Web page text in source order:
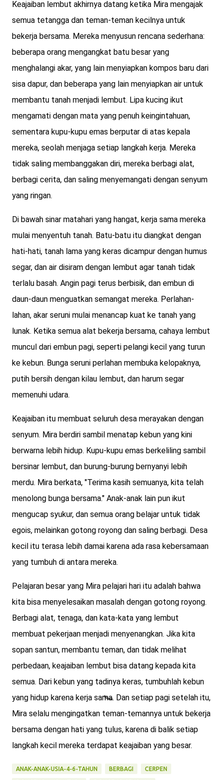
Keajaiban lembut akhirnya datang ketika Mira mengajak
semua tetangga dan teman-teman kecilnya untuk
bekerja bersama. Mereka menyusun rencana sederhana:
beberapa orang mengangkat batu besar yang
menghalangi akar, yang lain menyiapkan kompos baru dari
sisa dapur, dan beberapa yang lain menyiapkan air untuk
membantu tanah menjadi lembut. Lipa kucing ikut
mengamati dengan mata yang penuh keingintahuan,
sementara kupu-kupu emas berputar di atas kepala
mereka, seolah menjaga setiap langkah kerja. Mereka
tidak saling membanggakan diri, mereka berbagi alat,
berbagi cerita, dan saling menyemangati dengan senyum
yang ringan.
Di bawah sinar matahari yang hangat, kerja sama mereka
mulai menyentuh tanah. Batu-batu itu diangkat dengan
hati-hati, tanah lama yang keras dicampur dengan humus
segar, dan air disiram dengan lembut agar tanah tidak
terlalu basah. Angin pagi terus berbisik, dan embun di
daun-daun menguatkan semangat mereka. Perlahan-
lahan, akar seruni mulai menancap kuat ke tanah yang
lunak. Ketika semua alat bekerja bersama, cahaya lembut
muncul dari embun pagi, seperti pelangi kecil yang turun
ke kebun. Bunga seruni perlahan membuka kelopaknya,
putih bersih dengan kilau lembut, dan harum segar
memenuhi udara.
Keajaiban itu membuat seluruh desa merayakan dengan
senyum. Mira berdiri sambil menatap kebun yang kini
berwarna lebih hidup. Kupu-kupu emas berkeliling sambil
bersinar lembut, dan burung-burung bernyanyi lebih
merdu. Mira berkata, "Terima kasih semuanya, kita telah
menolong bunga bersama." Anak-anak lain pun ikut
mengucap syukur, dan semua orang belajar untuk tidak
egois, melainkan gotong royong dan saling berbagi. Desa
kecil itu terasa lebih damai karena ada rasa kebersamaan
yang tumbuh di antara mereka.
Pelajaran besar yang Mira pelajari hari itu adalah bahwa
kita bisa menyelesaikan masalah dengan gotong royong.
Berbagi alat, tenaga, dan kata-kata yang lembut
membuat pekerjaan menjadi menyenangkan. Jika kita
sopan santun, membantu teman, dan tidak melihat
perbedaan, keajaiban lembut bisa datang kepada kita
semua. Dari kebun yang tadinya keras, tumbuhlah kebun
yang hidup karena kerja sama. Dan setiap pagi setelah itu,
Mira selalu mengingatkan teman-temannya untuk bekerja
bersama dengan hati yang tulus, karena di balik setiap
langkah kecil mereka terdapat keajaiban yang besar.
ANAK-ANAK-USIA-4-6-TAHUN BERBAGI CERPEN